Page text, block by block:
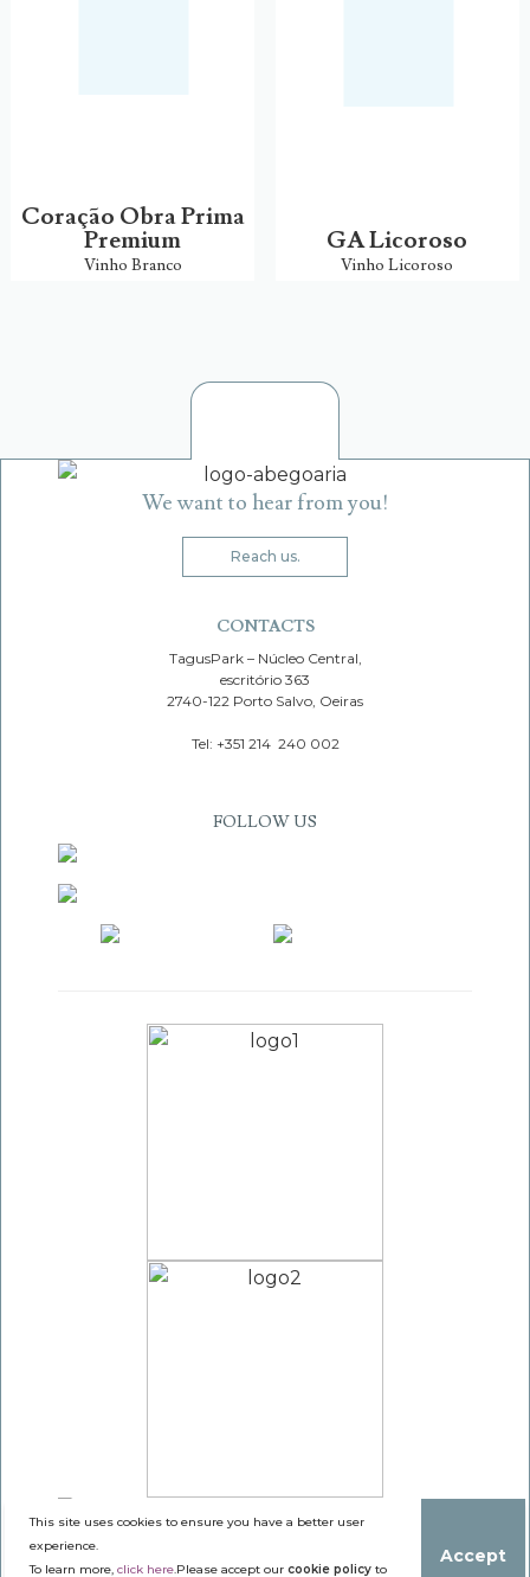
Coração Obra Prima
Premium
Vinho Branco
GA Licoroso
Vinho Licoroso
This site uses cookies to ensure you have a better user
experience.
To learn more,click here.Please accept ourcookie policy to
Accept
CONTACTS
TagusPark – Núcleo Central,
escritório 363
2740-122 Porto Salvo, Oeiras
Tel: +351 214 240 002
We want to hear from you!
Reach us.
FOLLOW US